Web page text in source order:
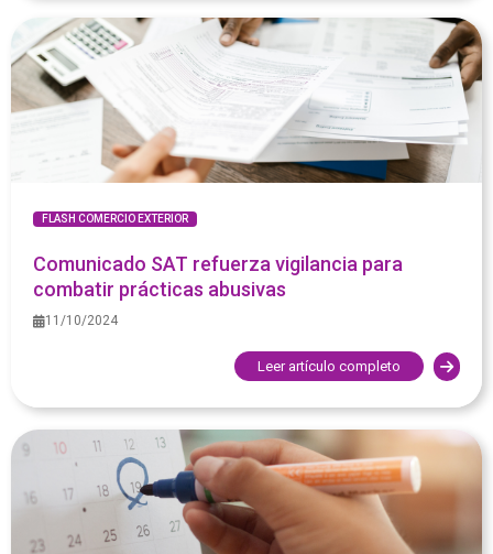
FLASH COMERCIO EXTERIOR
Comunicado SAT refuerza vigilancia para
combatir prácticas abusivas
11/10/2024
Leer artículo completo